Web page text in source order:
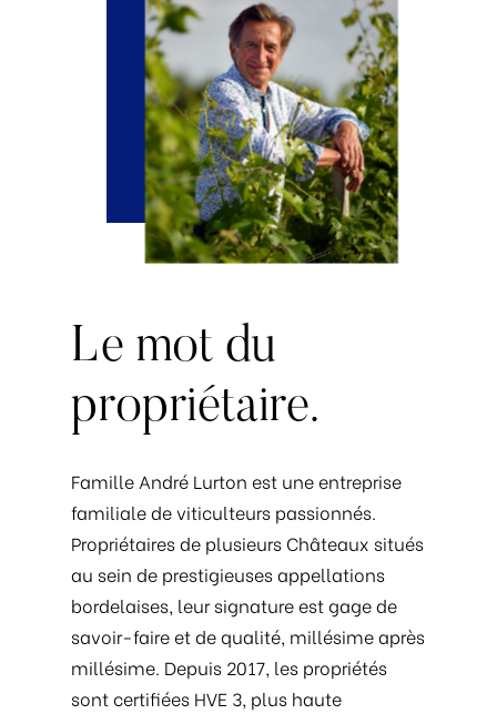
Le mot du
propriétaire.
Famille André Lurton est une entreprise
familiale de viticulteurs passionnés.
Propriétaires de plusieurs Châteaux situés
au sein de prestigieuses appellations
bordelaises, leur signature est gage de
savoir-faire et de qualité, millésime après
millésime. Depuis 2017, les propriétés
sont certifiées HVE 3, plus haute